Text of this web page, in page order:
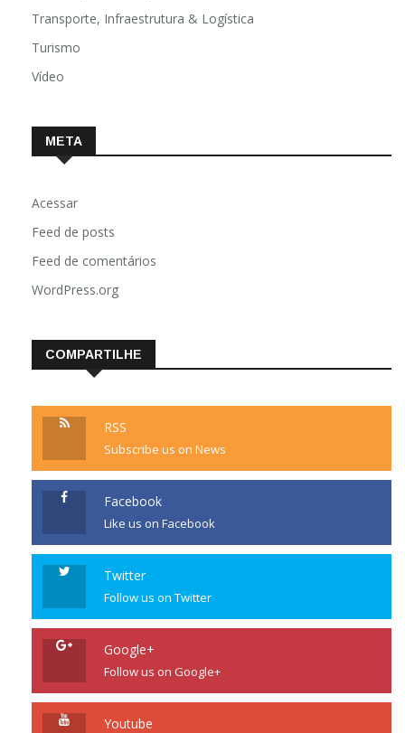
Transporte, Infraestrutura & Logística
Turismo
Vídeo
META
Acessar
Feed de posts
Feed de comentários
WordPress.org
COMPARTILHE
RSS
Subscribe us on News
Facebook
Like us on Facebook
Twitter
Follow us on Twitter
Google+
Follow us on Google+
Youtube